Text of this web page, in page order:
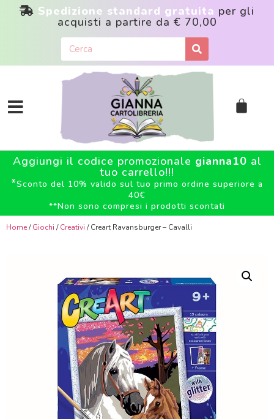
Spedizione standard gratuita per gli
acquisti a partire da € 70,00
Aggiungi il codice promozionale gianna10 al
tuo carrello!!!
*Sconto del 10% valido sul tuo primo ordine superiore a
40€
**Non sono compresi i prodotti scontati
Home/Giochi /Creativi / Creart Ravansburger – Cavalli